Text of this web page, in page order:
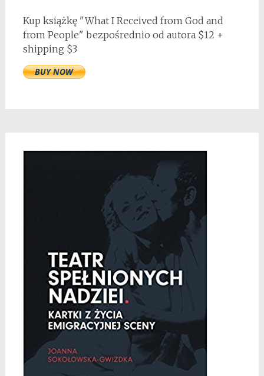
Kup książkę "What I Received from God and
from People" bezpośrednio od autora $12 +
shipping $3